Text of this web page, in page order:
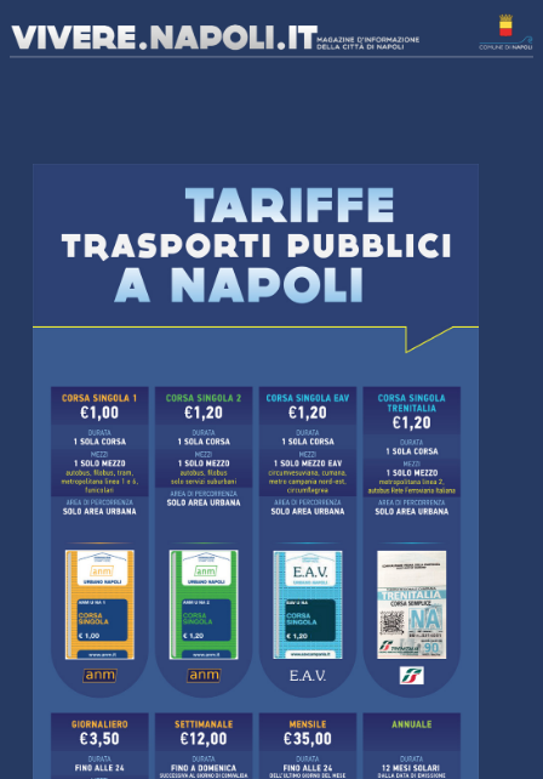
Chiudi
ISOLE ECOLOGICHE
GIOVANI
ZTL NAPOLI
SCUOLA
SPORT
TEMPO LIBERO
CULTURA
PARI OPPORTUNITÀ
WELFARE